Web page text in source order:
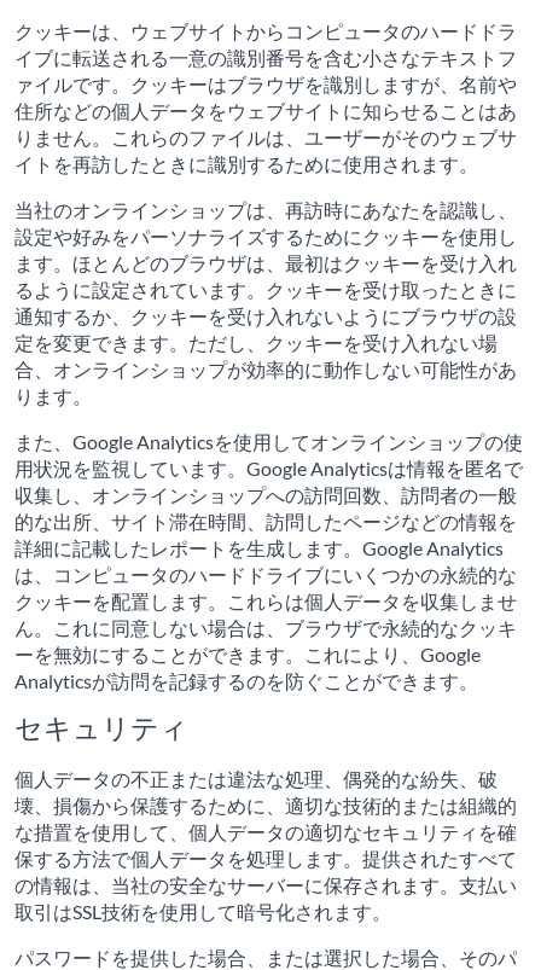
クッキーは、ウェブサイトからコンピュータのハードドラ
イブに転送される一意の識別番号を含む小さなテキストフ
ァイルです。クッキーはブラウザを識別しますが、名前や
住所などの個人データをウェブサイトに知らせることはあ
りません。これらのファイルは、ユーザーがそのウェブサ
イトを再訪したときに識別するために使用されます。
当社のオンラインショップは、再訪時にあなたを認識し、
設定や好みをパーソナライズするためにクッキーを使用し
ます。ほとんどのブラウザは、最初はクッキーを受け入れ
るように設定されています。クッキーを受け取ったときに
通知するか、クッキーを受け入れないようにブラウザの設
定を変更できます。ただし、クッキーを受け入れない場
合、オンラインショップが効率的に動作しない可能性があ
ります。
また、Google Analyticsを使用してオンラインショップの使
用状況を監視しています。Google Analyticsは情報を匿名で
収集し、オンラインショップへの訪問回数、訪問者の一般
的な出所、サイト滞在時間、訪問したページなどの情報を
詳細に記載したレポートを生成します。Google Analytics
は、コンピュータのハードドライブにいくつかの永続的な
クッキーを配置します。これらは個人データを収集しませ
ん。これに同意しない場合は、ブラウザで永続的なクッキ
ーを無効にすることができます。これにより、Google
Analyticsが訪問を記録するのを防ぐことができます。
セキュリティ
個人データの不正または違法な処理、偶発的な紛失、破
壊、損傷から保護するために、適切な技術的または組織的
な措置を使用して、個人データの適切なセキュリティを確
保する方法で個人データを処理します。提供されたすべて
の情報は、当社の安全なサーバーに保存されます。支払い
取引はSSL技術を使用して暗号化されます。
パスワードを提供した場合、または選択した場合、そのパ